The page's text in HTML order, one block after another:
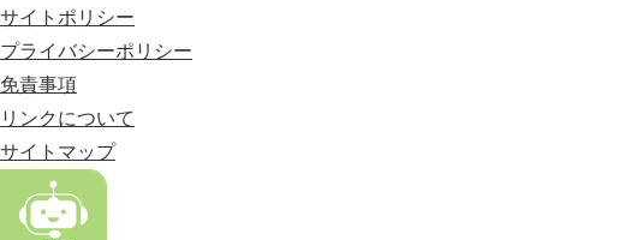
位
置
す
る
市
サイトポリシー
プライバシーポリシー
免責事項
リンクについて
サイトマップ